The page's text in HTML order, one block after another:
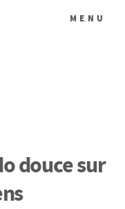
MENU
douce sur